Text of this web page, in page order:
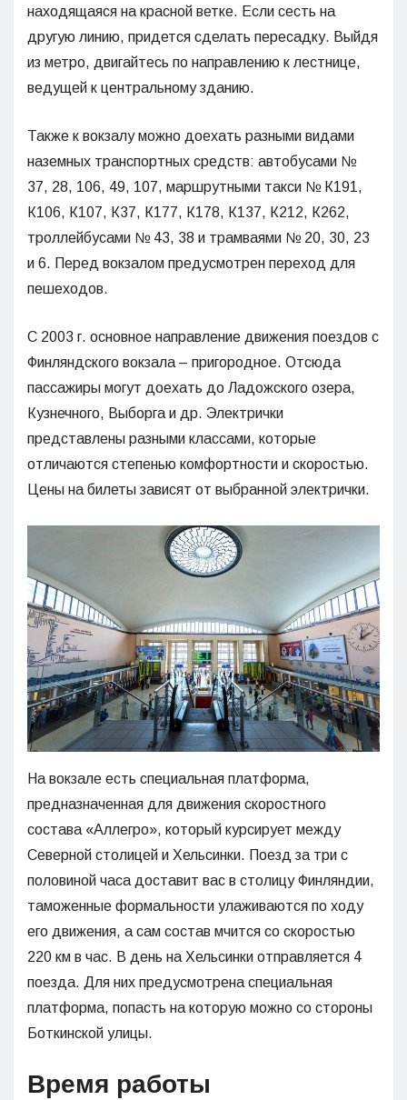
находящаяся на красной ветке. Если сесть на
другую линию, придется сделать пересадку. Выйдя
из метро, двигайтесь по направлению к лестнице,
ведущей к центральному зданию.
Также к вокзалу можно доехать разными видами
наземных транспортных средств: автобусами №
37, 28, 106, 49, 107, маршрутными такси № К191,
К106, К107, К37, К177, К178, К137, К212, К262,
троллейбусами № 43, 38 и трамваями № 20, 30, 23
и 6. Перед вокзалом предусмотрен переход для
пешеходов.
С 2003 г. основное направление движения поездов с
Финляндского вокзала – пригородное. Отсюда
пассажиры могут доехать до Ладожского озера,
Кузнечного, Выборга и др. Электрички
представлены разными классами, которые
отличаются степенью комфортности и скоростью.
Цены на билеты зависят от выбранной электрички.
На вокзале есть специальная платформа,
предназначенная для движения скоростного
состава «Аллегро», который курсирует между
Северной столицей и Хельсинки. Поезд за три с
половиной часа доставит вас в столицу Финляндии,
таможенные формальности улаживаются по ходу
его движения, а сам состав мчится со скоростью
220 км в час. В день на Хельсинки отправляется 4
поезда. Для них предусмотрена специальная
платформа, попасть на которую можно со стороны
Боткинской улицы.
Время работы